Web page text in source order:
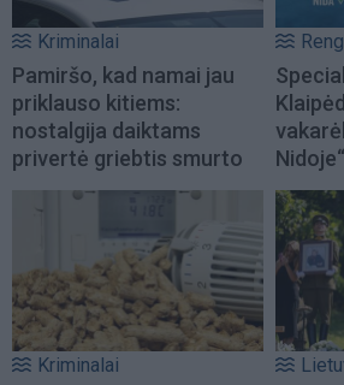
Kriminalai
Pamiršo, kad namai jau
priklauso kitiems:
nostalgija daiktams
privertė griebtis smurto
Kriminalai